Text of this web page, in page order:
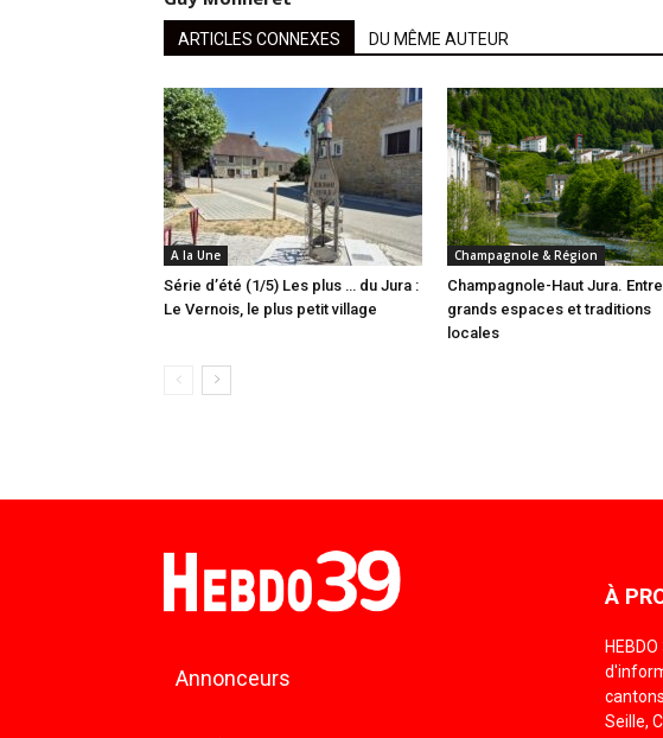
ARTICLES CONNEXES DU MÊME AUTEUR
A la Une
Série d’été (1/5) Les plus … du Jura :
Le Vernois, le plus petit village
Champagnole & Région
Champagnole-Haut Jura. Entre
grands espaces et traditions
locales